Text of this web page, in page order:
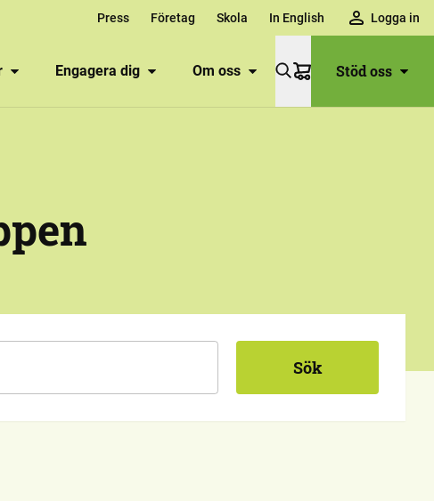
Press Företag Skola In English Logga in
Engagera dig Om oss
VarukorgStöd oss
Sök